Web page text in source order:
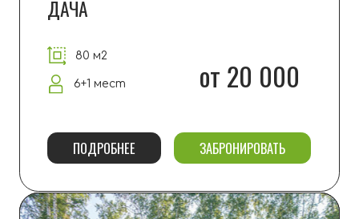
8 мест
ЗАБРОНИРОВАТЬ
ПОДРОБНЕЕ